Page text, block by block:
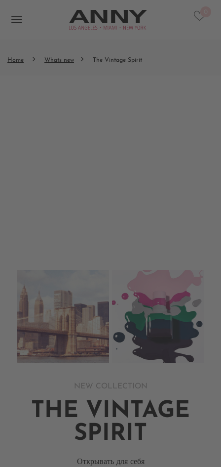
Home Whats new The Vintage Spirit
NEW COLLECTION
THE VINTAGE
SPIRIT
Открывать для себя